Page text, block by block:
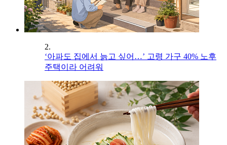
2.
‘아파도 집에서 늙고 싶어…’ 고령 가구 40% 노후
주택이라 어려워